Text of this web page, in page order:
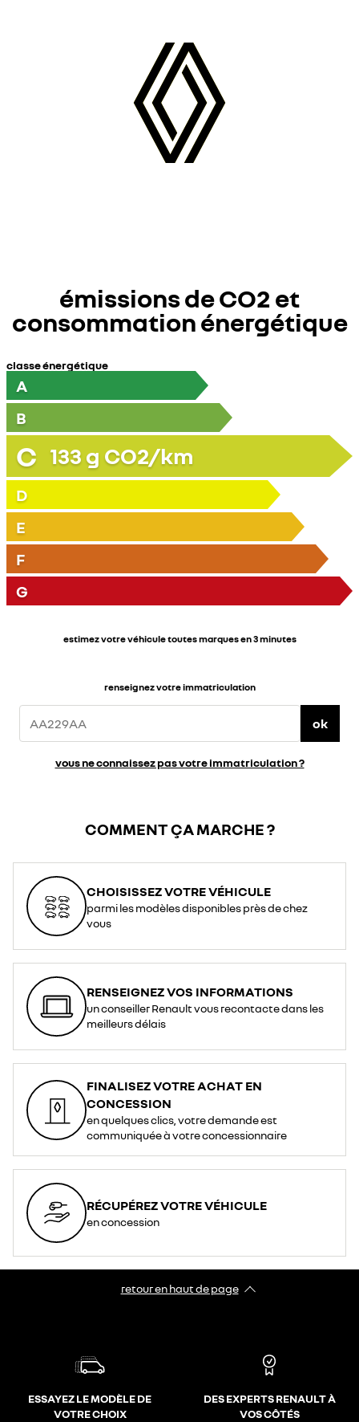
émissions de CO2 et
consommation énergétique
classe énergétique
A
B
C 133 g CO2/km
D
E
F
G
estimez votre véhicule toutes marques en 3 minutes
renseignez votre immatriculation
ok
vous ne connaissez pas votre immatriculation ?
COMMENT ÇA MARCHE ?
CHOISISSEZ VOTRE VÉHICULE
parmi les modèles disponibles près de chez
vous
RENSEIGNEZ VOS INFORMATIONS
un conseiller Renault vous recontacte dans les
meilleurs délais
FINALISEZ VOTRE ACHAT EN
CONCESSION
en quelques clics, votre demande est
communiquée à votre concessionnaire
RÉCUPÉREZ VOTRE VÉHICULE
en concession
retour en haut de page​
ESSAYEZ LE MODÈLE DE
VOTRE CHOIX
DES EXPERTS RENAULT À
VOS CÔTÉS